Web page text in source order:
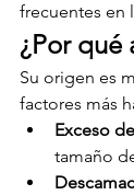
frecuentes en
¿Por qué
Su origen es
factores más
Exceso
tamaño